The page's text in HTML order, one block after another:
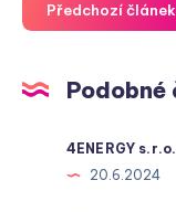
Předchozí článek
Podobné
4ENERGY
20.6.2024